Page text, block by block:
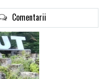
Comentarii